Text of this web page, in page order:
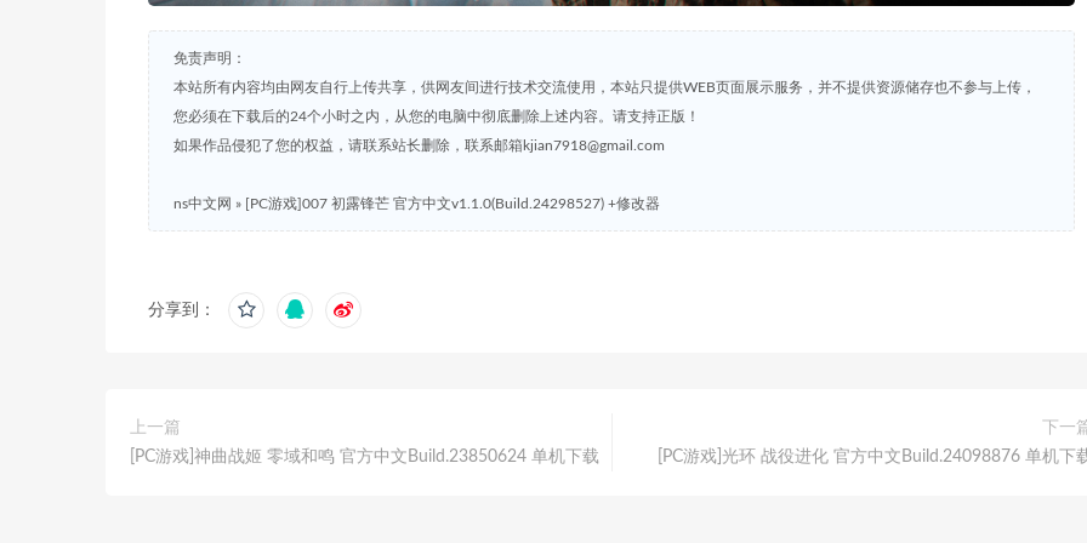
免责声明：
本站所有内容均由网友自行上传共享，供网友间进行技术交流使用，本站只提供WEB页面展示服务，并不提供资源储存也不参与上传，
您必须在下载后的24个小时之内，从您的电脑中彻底删除上述内容。请支持正版！
如果作品侵犯了您的权益，请联系站长删除，联系邮箱kjian7918@gmail.com
ns中文网 » [PC游戏]007 初露锋芒 官方中文v1.1.0(Build.24298527) +修改器
分享到：
上一篇
[PC游戏]神曲战姬 零域和鸣 官方中文Build.23850624 单机下载
下一
[PC游戏]光环 战役进化 官方中文Build.24098876 单机下